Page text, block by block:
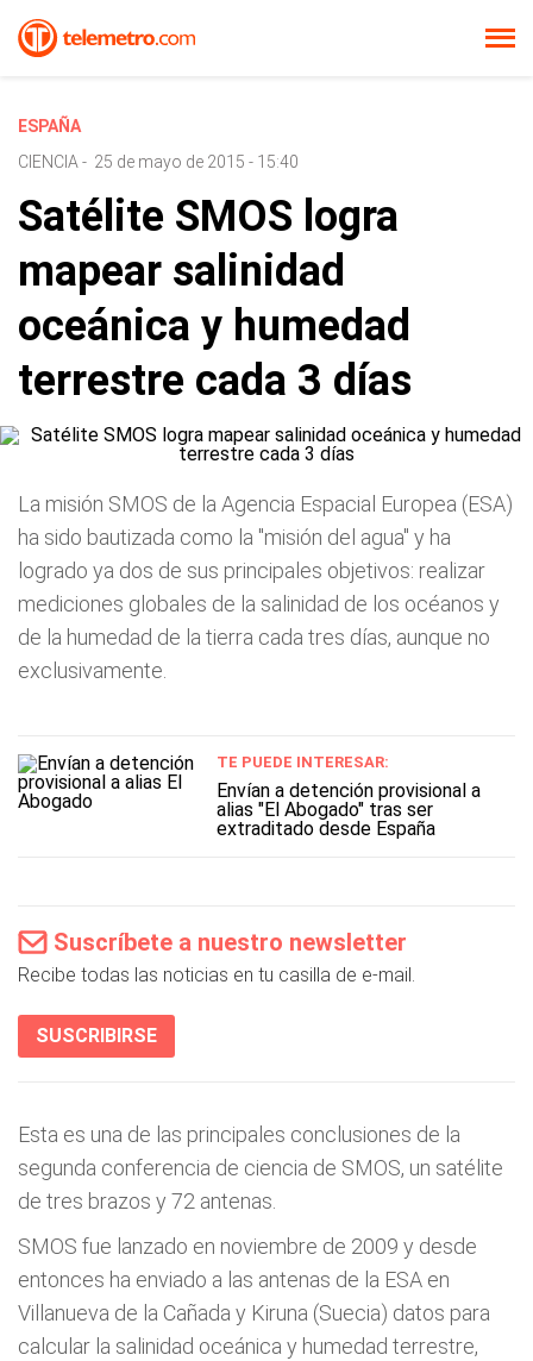
ESPAÑA
CIENCIA - 25 de mayo de 2015 - 15:40
Satélite SMOS logra
mapear salinidad
oceánica y humedad
terrestre cada 3 días
La misión SMOS de la Agencia Espacial Europea (ESA)
ha sido bautizada como la "misión del agua" y ha
logrado ya dos de sus principales objetivos: realizar
mediciones globales de la salinidad de los océanos y
de la humedad de la tierra cada tres días, aunque no
exclusivamente.
TE PUEDE INTERESAR:
Envían a detención provisional a
alias "El Abogado" tras ser
extraditado desde España
Suscríbete a nuestro newsletter
Recibe todas las noticias en tu casilla de e-mail.
SUSCRIBIRSE
Esta es una de las principales conclusiones de la
segunda conferencia de ciencia de SMOS, un satélite
de tres brazos y 72 antenas.
SMOS fue lanzado en noviembre de 2009 y desde
entonces ha enviado a las antenas de la ESA en
Villanueva de la Cañada y Kiruna (Suecia) datos para
calcular la salinidad oceánica y humedad terrestre,